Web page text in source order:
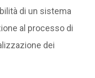
di un sistema
al processo di
dei